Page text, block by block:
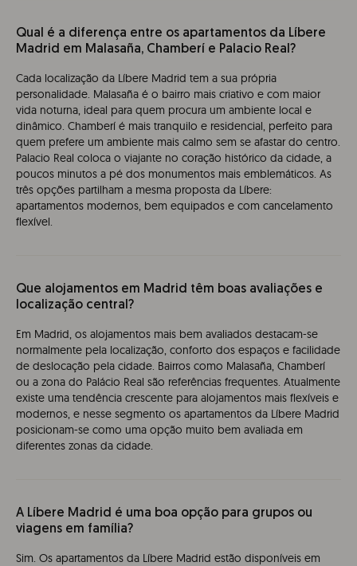
Qual é a diferença entre os apartamentos da Líbere
Madrid em Malasaña, Chamberí e Palacio Real?
Cada localização da Líbere Madrid tem a sua própria
personalidade. Malasaña é o bairro mais criativo e com maior
vida noturna, ideal para quem procura um ambiente local e
dinâmico. Chamberí é mais tranquilo e residencial, perfeito para
quem prefere um ambiente mais calmo sem se afastar do centro.
Palacio Real coloca o viajante no coração histórico da cidade, a
poucos minutos a pé dos monumentos mais emblemáticos. As
três opções partilham a mesma proposta da Líbere:
apartamentos modernos, bem equipados e com cancelamento
flexível.
Que alojamentos em Madrid têm boas avaliações e
localização central?
Em Madrid, os alojamentos mais bem avaliados destacam-se
normalmente pela localização, conforto dos espaços e facilidade
de deslocação pela cidade. Bairros como Malasaña, Chamberí
ou a zona do Palácio Real são referências frequentes. Atualmente
existe uma tendência crescente para alojamentos mais flexíveis e
modernos, e nesse segmento os apartamentos da Líbere Madrid
posicionam-se como uma opção muito bem avaliada em
diferentes zonas da cidade.
A Líbere Madrid é uma boa opção para grupos ou
viagens em família?
Sim. Os apartamentos da Líbere Madrid estão disponíveis em